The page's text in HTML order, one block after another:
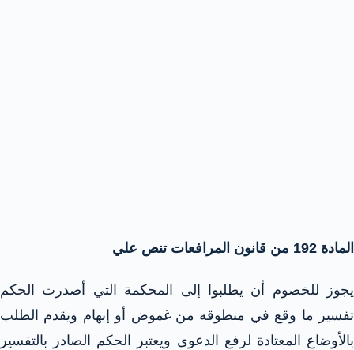
المادة 192 من قانون المرافعات تنص علي
يجوز للخصوم أن يطلبوا إلى المحكمة التي أصدرت الحكم
تفسير ما وقع في منطوقه من غموض أو إبهام ويقدم الطلب
بالأوضاع المعتادة لرفع الدعوى ويعتبر الحكم الصادر بالتفسير